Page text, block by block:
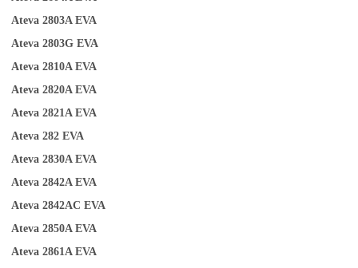
Ateva 2803A EVA
Ateva 2803G EVA
Ateva 2810A EVA
Ateva 2820A EVA
Ateva 2821A EVA
Ateva 282 EVA
Ateva 2830A EVA
Ateva 2842A EVA
Ateva 2842AC EVA
Ateva 2850A EVA
Ateva 2861A EVA